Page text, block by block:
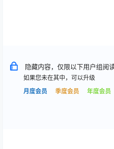
隐藏内容，仅限以下用户组阅
如果您未在其中，可以升级
月度会员
季度会员 年度会员